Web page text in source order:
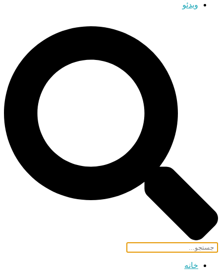
ویدئو
خانه